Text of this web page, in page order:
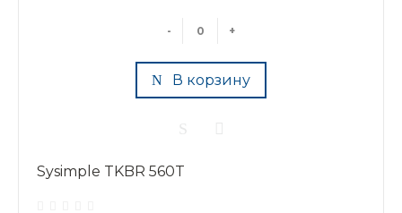
- +
В корзину
Sysimple TKBR 560T